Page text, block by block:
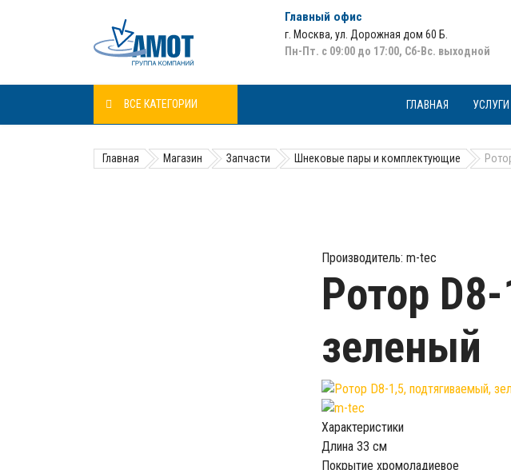
Главный офис
г. Москва,ул. Дорожная дом 60 Б
Пн-Пт. с 09:00 до 17:00, Сб-Вс. выходной
ВСЕ КАТЕГОРИИ ГЛАВНАЯ УСЛУГИ
Главная Магазин Запчасти Шнековые пары и комплектующие
Производитель: m-tec
Ротор
зеленый
Характеристики
Длина 33 см
Покрытие хромоладиевое